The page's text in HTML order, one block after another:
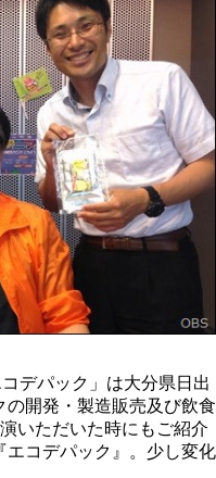
デパック」は大分県日出
の開発・製造販売及び飲食
いただいた時にもご紹介
エコデパック』。少し変化